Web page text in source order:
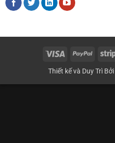
Visa PayPal
Thiết kế và Duy Trì Bởi